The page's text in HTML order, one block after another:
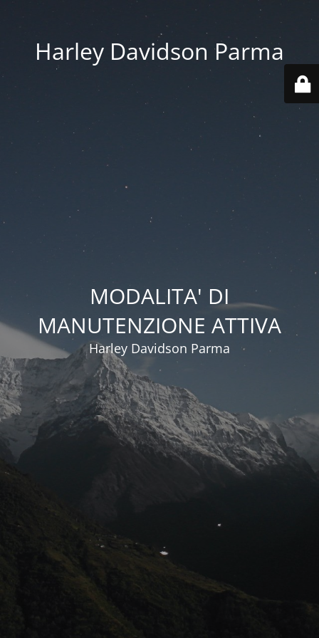
Harley Davidson Parma
MODALITA' DI
MANUTENZIONE ATTIVA
Harley Davidson Parma